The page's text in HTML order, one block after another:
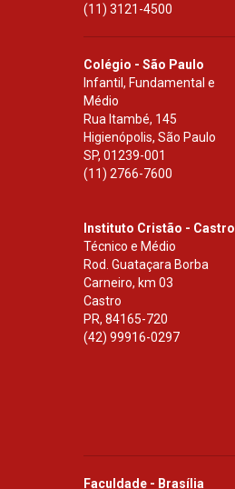
(11) 3121-4500
Colégio - São Paulo
Infantil, Fundamental e
Médio
Rua Itambé, 145
Higienópolis, São Paulo
SP, 01239-001
(11) 2766-7600
Instituto Cristão - Castro
Técnico e Médio
Rod. Guataçara Borba
Carneiro, km 03
Castro
PR, 84165-720
(42) 99916-0297
Faculdade - Brasília